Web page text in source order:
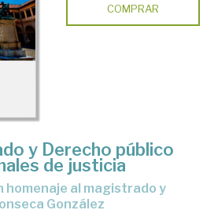
COMPRAR
y Derecho público
de justicia
González